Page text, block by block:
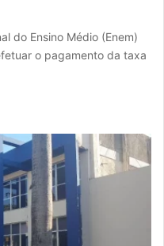
do Ensino Médio (Enem)
o pagamento da taxa